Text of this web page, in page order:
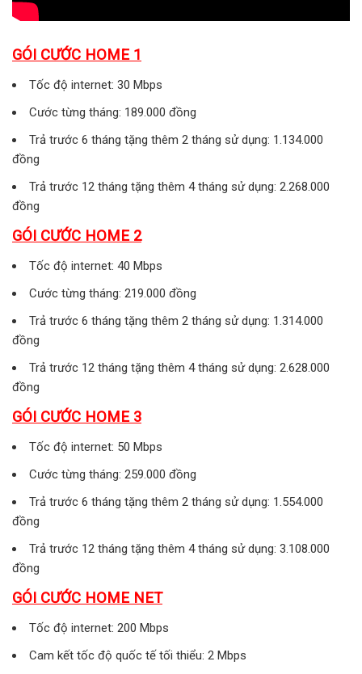
GÓI CƯỚC HOME 1
Tốc độ internet: 30 Mbps
Cước từng tháng: 189.000 đồng
Trả trước 6 tháng tặng thêm 2 tháng sử dụng: 1.134.000
đồng
Trả trước 12 tháng tặng thêm 4 tháng sử dụng: 2.268.000
đồng
GÓI CƯỚC HOME 2
Tốc độ internet: 40 Mbps
Cước từng tháng: 219.000 đồng
Trả trước 6 tháng tặng thêm 2 tháng sử dụng: 1.314.000
đồng
Trả trước 12 tháng tặng thêm 4 tháng sử dụng: 2.628.000
đồng
GÓI CƯỚC HOME 3
Tốc độ internet: 50 Mbps
Cước từng tháng: 259.000 đồng
Trả trước 6 tháng tặng thêm 2 tháng sử dụng: 1.554.000
đồng
Trả trước 12 tháng tặng thêm 4 tháng sử dụng: 3.108.000
đồng
GÓI CƯỚC HOME NET
Tốc độ internet: 200 Mbps
Cam kết tốc độ quốc tế tối thiểu: 2 Mbps